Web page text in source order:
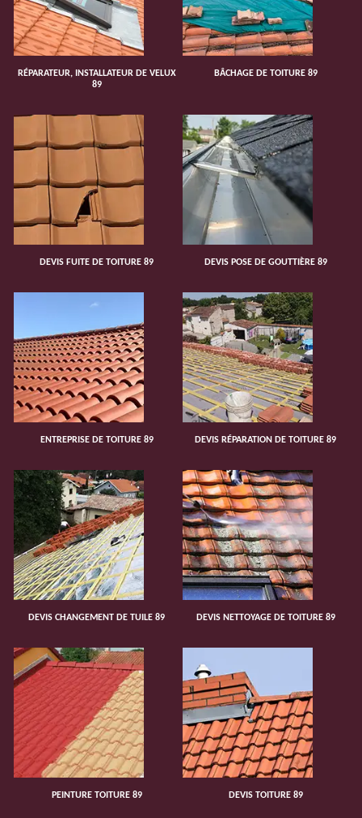
RÉPARATEUR, INSTALLATEUR DE VELUX
89
BÂCHAGE DE TOITURE 89
DEVIS FUITE DE TOITURE 89 DEVIS POSE DE GOUTTIÈRE 89
ENTREPRISE DE TOITURE 89 DEVIS RÉPARATION DE TOITURE 89
DEVIS CHANGEMENT DE TUILE 89 DEVIS NETTOYAGE DE TOITURE 89
PEINTURE TOITURE 89 DEVIS TOITURE 89